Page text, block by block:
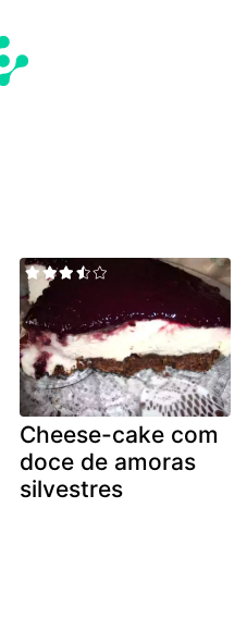
Cheese-cake com
doce de amoras
silvestres